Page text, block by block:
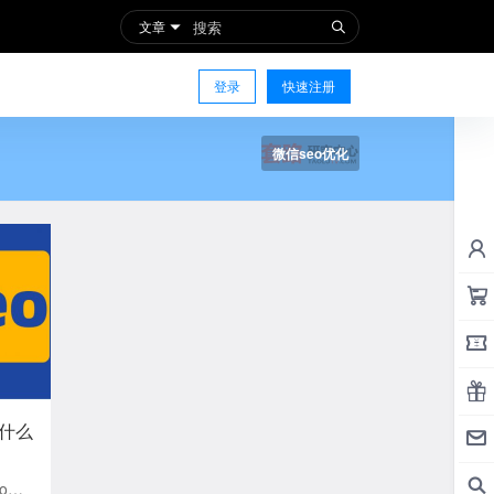
文章
登录 快速注册
微信seo优化
么
怎